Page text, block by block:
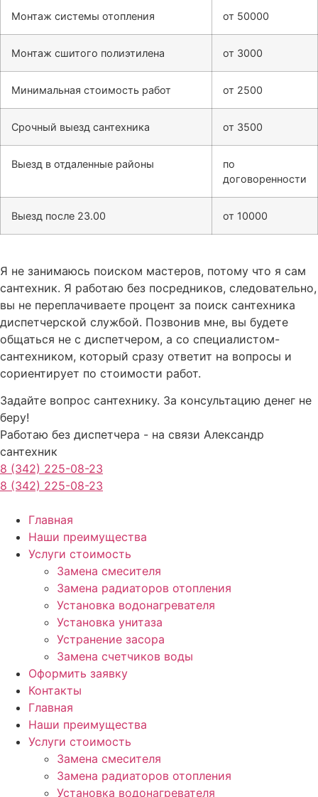
Монтаж системы отопления от 50000
Монтаж сшитого полиэтилена от 3000
Минимальная стоимость работ от 2500
Срочный выезд сантехника от 3500
Выезд в отдаленные районы
по
договоренности
Выезд после 23.00 от 10000
Я не занимаюсь поиском мастеров, потому что я сам
сантехник. Я работаю без посредников, следовательно,
вы не переплачиваете процент за поиск сантехника
диспетчерской службой. Позвонив мне, вы будете
общаться не с диспетчером, а со специалистом-
сантехником, который сразу ответит на вопросы и
сориентирует по стоимости работ.
Задайте вопрос сантехнику. За консультацию денег не
беру!
Работаю без диспетчера - на связи Александр
сантехник
8 (342) 225-08-23
8 (342) 225-08-23
Главная
Наши преимущества
Услуги стоимость
Замена смесителя
Замена радиаторов отопления
Установка водонагревателя
Установка унитаза
Устранение засора
Замена счетчиков воды
Оформить заявку
Контакты
Главная
Наши преимущества
Услуги стоимость
Замена смесителя
Замена радиаторов отопления
Установка водонагревателя